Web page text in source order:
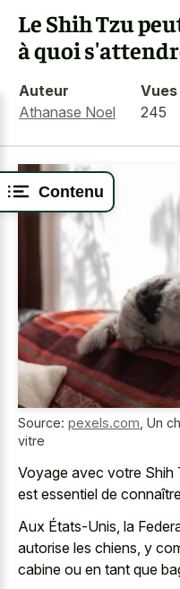
Contenu
Le Shih Tzu
à quoi
Auteur
Athanase Noel
Vues
245
Source: pexels.com Un
vitre
Voyage avec votre Shih
est essentiel de
Aux États-Unis, la
autorise les chiens, y
cabine ou en tant que